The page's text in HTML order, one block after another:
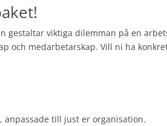
gestaltar viktiga dilemman på en
och medarbetarskap. Vill ni ha
anpassade till just er organisation.